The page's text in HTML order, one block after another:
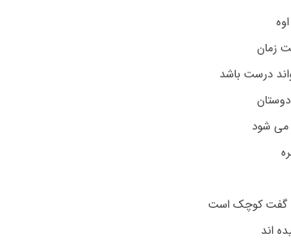
زمان
درست باشد
می شود
گفت کوچک است
اند